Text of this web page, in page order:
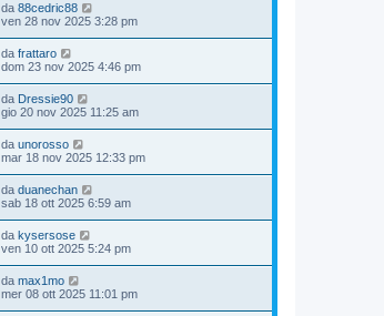
da 88cedric88
ven 28 nov 2025 3:28 pm
da frattaro
dom 23 nov 2025 4:46 pm
da Dressie90
gio 20 nov 2025 11:25 am
da unorosso
mar 18 nov 2025 12:33 pm
da duanechan
sab 18 ott 2025 6:59 am
da kysersose
ven 10 ott 2025 5:24 pm
da max1mo
mer 08 ott 2025 11:01 pm